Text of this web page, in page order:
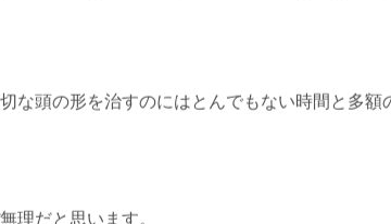
な頭の形を治すのにはとんでもない時間と多額
理だと思います。